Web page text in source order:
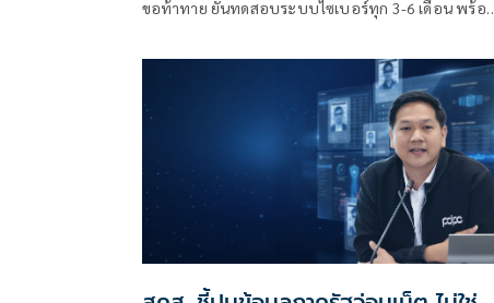
ขอท้าทาย ยันทดสอบระบบไซเบอร์ทุก 3-6 เดือน พร้อม